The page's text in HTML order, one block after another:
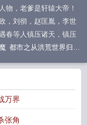
物，老爹是轩辕大帝！
，刘彻，赵匡胤，李世
春等人镇压诸天，镇压
都市之从洪荒世界归
镇压诸天系统我是神国大
万界
张角